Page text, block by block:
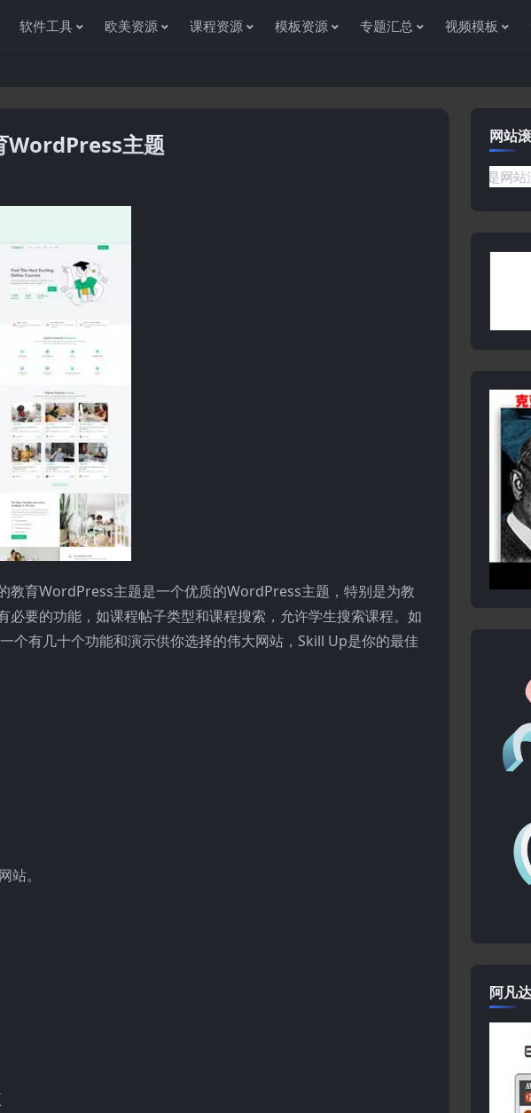
软件工具 欧美资源 课程资源 模板资源 专题汇总 视频模板
主题
教育WordPress主题是一个优质的WordPress主题，特别是为教
要的功能，如课程帖子类型和课程搜索，允许学生搜索课程。如
有几十个功能和演示供你选择的伟大网站，Skill Up是你的最佳
。
网站
感谢您访问资源杂货铺获取各种信息资源!如果遇到任何问题或是网站没有你需
阿凡